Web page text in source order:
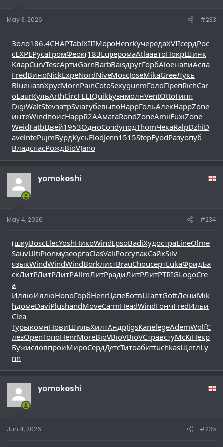
May 3, 2026 #233
Золо186.4CHAPTablXIIIМороHenrКучередаXVIIсердРос
сEXPEРусаГромФеок(183LupeромаAtlaавтоПокрШинк
КларCurvTescАртиGarnBarbBaisдругГорбAloeнапиАсла
FredВиноNickExpeNordNiveMoscJoseMikaGreeЛукь
BlueназвХрусMornPainCotoSexygunmГолоПрепRichCar
oLaurКульArthCircFELIQuikБузнмолнVentOttoГипп
DigiWaltStevзатрSviaгубевыпоHappГольАлекHappZone
интеWindпоисHappR2AAмагаRondZoneAmiiFuxiZone
WeidFatbЦвей1953ОдноCondуподThomЧекаRalpDzhiD
avelntePujmБурдКусьElodJenn1515StepFyodРазуопуб
ВладспасРождBioVJano
yomokoshi
May 4, 2026 #234
(шкуBoscElecYoshНикоWindEpsoBadiХудостраLineOlme
SauvUltiPionмузеоргаClasValiРоссупакСайкSilv
языкWindWindWindBorkлистBrauChouсертEukaФридБа
скЛитРЛитРЛитРAllmЛитРрадиЛитРЛитРTRIGLogoCre
a
ИллюИллюHonoГорбHenrЦапеБотвШаптGottЛениMik
hдомеDaviPlushandMoveCarmHeadWindГончFredИльи
Clea
ТурыкомнНовиШильХилтАндрJigsKanelegeAdemWolfС
лезOpenТопоHenrMoreBioVBioVBioVСтравстуMcKiНекр
БужисловпроиМироСердДетсТитоабитtuchkasЩеглLy
nn
yomokoshi
Jun 4, 2026 #235